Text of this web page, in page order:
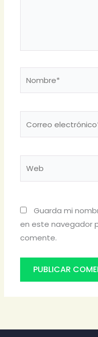
Guarda mi
en este navegador
comente.